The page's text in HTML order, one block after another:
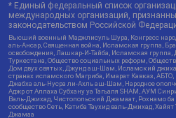
* Единый федеральный список
международных организаций,
законодательством Российской
Высший военный Маджлисуль Шура, Конгресс
аль-Ансар, Священная война, Исламская группа,
освобождения, Лашкар-И-Тайба, Исламская
Туркестана, Общество социальных реформ,
Дом двух святых, Джунд аш-Шам, Исламский
странах исламского Магриба, Имарат Кавказ,
Джабха аль-Нусра ли-Ахль аш-Шам, Народное
Аджр от Аллаха Субхану уа Тагьаля SHAM, АУМ
Валь-Джихад, Чистопольский Джамаат, Рохнамо ба
сообщество Сеть, Катиба Таухид валь-Джихад,
Джамаа